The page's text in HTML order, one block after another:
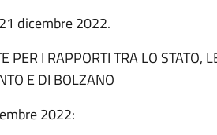
21 dicembre 2022.
PER I RAPPORTI TRA LO STATO,
E DI BOLZANO
2022: